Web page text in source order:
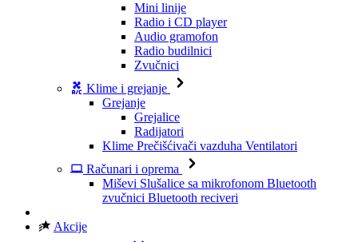
Mini linije
Radio i CD player
Audio gramofon
Radio budilnici
Zvučnici
Klime i grejanje
Grejanje
Grejalice
Radijatori
Klime Prečišćivači vazduha Ventilatori
Računari i oprema
Miševi Slušalice sa mikrofonom Bluetooth
zvučnici Bluetooth reciveri
Akcije